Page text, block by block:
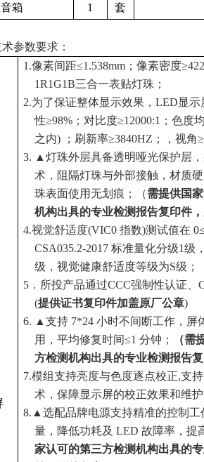
箱 1
套
参数要求：
1.像素间距≤1.538mm；像素密度
1R1G1B三合一表贴灯珠；
2.为了保证整体显示效果，LED显
性≥98%；对比度≥12000:1；色度
之内) ；刷新率≥3840HZ；，视角
3. ▲灯珠外层具备透明哑光保护层
术，阻隔灯珠与外部接触，材质
珠表面使用无划痕；（需提供国
机构出具的专业检测报告复印件
4.视觉舒适度(VIC0 指数)测试值在
CSA035.2-2017 标准量化分级1级
级，视觉健康舒适度等级为S级；
5． 所投产品通过CCC强制性认证、
(提供证书复印件加盖原厂公章)
6. ▲支持 7*24 小时不间断工作，屏
用，平均修复时间≤1 分钟；
（需
方检测机构出具的专业检测报告
7.模组支持亮度与色度逐点校正,支
术，保障显示屏的校正效果和维
8.▲选配品牌电源支持精准的控制工
量，降低功耗及 LED 故障率，提
家认可的第三方检测机构出具的